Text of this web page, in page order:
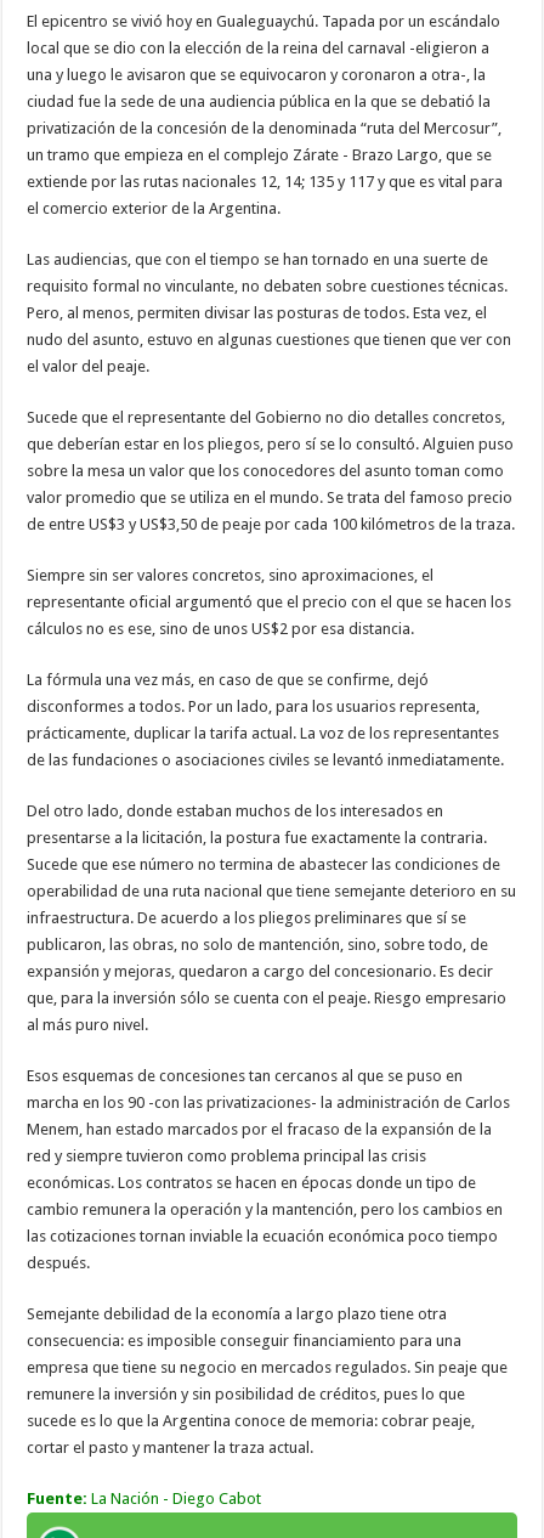
El epicentro se vivió hoy en Gualeguaychú. Tapada por un escándalo
local que se dio con la elección de la reina del carnaval -eligieron a
una y luego le avisaron que se equivocaron y coronaron a otra-, la
ciudad fue la sede de una audiencia pública en la que se debatió la
privatización de la concesión de la denominada “ruta del Mercosur”,
un tramo que empieza en el complejo Zárate - Brazo Largo, que se
extiende por las rutas nacionales 12, 14; 135 y 117 y que es vital para
el comercio exterior de la Argentina.
Las audiencias, que con el tiempo se han tornado en una suerte de
requisito formal no vinculante, no debaten sobre cuestiones técnicas.
Pero, al menos, permiten divisar las posturas de todos. Esta vez, el
nudo del asunto, estuvo en algunas cuestiones que tienen que ver con
el valor del peaje.
Sucede que el representante del Gobierno no dio detalles concretos,
que deberían estar en los pliegos, pero sí se lo consultó. Alguien puso
sobre la mesa un valor que los conocedores del asunto toman como
valor promedio que se utiliza en el mundo. Se trata del famoso precio
de entre US$3 y US$3,50 de peaje por cada 100 kilómetros de la traza.
Siempre sin ser valores concretos, sino aproximaciones, el
representante oficial argumentó que el precio con el que se hacen los
cálculos no es ese, sino de unos US$2 por esa distancia.
La fórmula una vez más, en caso de que se confirme, dejó
disconformes a todos. Por un lado, para los usuarios representa,
prácticamente, duplicar la tarifa actual. La voz de los representantes
de las fundaciones o asociaciones civiles se levantó inmediatamente.
Del otro lado, donde estaban muchos de los interesados en
presentarse a la licitación, la postura fue exactamente la contraria.
Sucede que ese número no termina de abastecer las condiciones de
operabilidad de una ruta nacional que tiene semejante deterioro en su
infraestructura. De acuerdo a los pliegos preliminares que sí se
publicaron, las obras, no solo de mantención, sino, sobre todo, de
expansión y mejoras, quedaron a cargo del concesionario. Es decir
que, para la inversión sólo se cuenta con el peaje. Riesgo empresario
al más puro nivel.
Esos esquemas de concesiones tan cercanos al que se puso en
marcha en los 90 -con las privatizaciones- la administración de Carlos
Menem, han estado marcados por el fracaso de la expansión de la
red y siempre tuvieron como problema principal las crisis
económicas. Los contratos se hacen en épocas donde un tipo de
cambio remunera la operación y la mantención, pero los cambios en
las cotizaciones tornan inviable la ecuación económica poco tiempo
después.
Semejante debilidad de la economía a largo plazo tiene otra
consecuencia: es imposible conseguir financiamiento para una
empresa que tiene su negocio en mercados regulados. Sin peaje que
remunere la inversión y sin posibilidad de créditos, pues lo que
sucede es lo que la Argentina conoce de memoria: cobrar peaje,
cortar el pasto y mantener la traza actual.
Fuente: La Nación - Diego Cabot